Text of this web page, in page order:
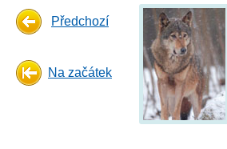
Předchozí
Na začátek